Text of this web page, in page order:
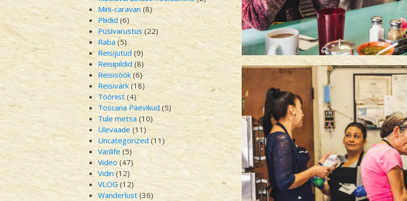
Mini-caravan (8)
Pliidid (6)
Püsivarustus (22)
Raba(5)
Reisijutud (9)
Reisipildid (8)
Reisisöök(6)
Reisivärk (18)
Tööriist (4)
Toscana Päevikud(5)
Tule metsa (10)
Ülevaade(11)
Uncategorized (11)
Vanlife(5)
Video (47)
Vidin (12)
VLOG (12)
Wanderlust (36)